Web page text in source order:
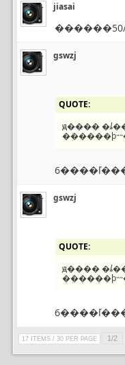
jiasai
gswzj
QUOTE:
ԭ����
gswzj
QUOTE:
ԭ����
17 ITEMS / 30 PER PAGE 1/2